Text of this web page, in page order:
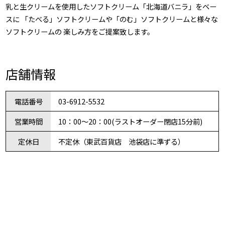
乳と生クリームを使用したソフトクリーム「北海道バニラ」をベー
スに 「たべる」ソフトクリームや「のむ」ソフトクリームと様々な
ソフトクリームの 楽しみ方をご提案致します。
店舗情報
電話番号
03-6912-5532
営業時間
10：00～20：00(ラストオーダー閉店15分前)
定休日
不定休（東武百貨店 池袋店に準ずる）